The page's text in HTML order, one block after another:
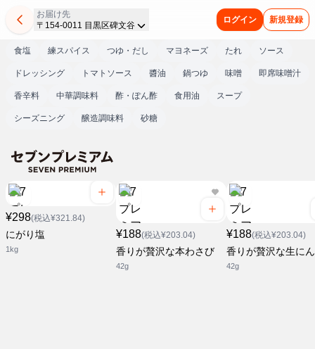
お届け先
〒154-0011 目黒区碑文谷
ログイン 新規登録
食塩 練スパイス つゆ・だし マヨネーズ たれ ソース
ドレッシング トマトソース 醬油 鍋つゆ 味噌 即席味噌汁
香辛料 中華調味料 酢・ぽん酢 食用油 スープ
シーズニング 醸造調味料 砂糖
¥298(税込¥321.84)
にがり塩
1kg
¥188(税込¥203.04)
香りが贅沢な本わさび
42g
¥188(税込¥203.04)
香りが贅沢な生に
42g